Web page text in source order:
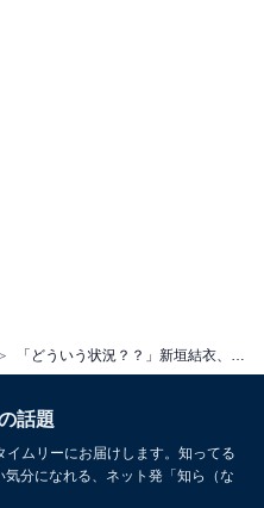
話題
ムリーにお届けします。知ってる
分になれる、ネット発「知ら（な